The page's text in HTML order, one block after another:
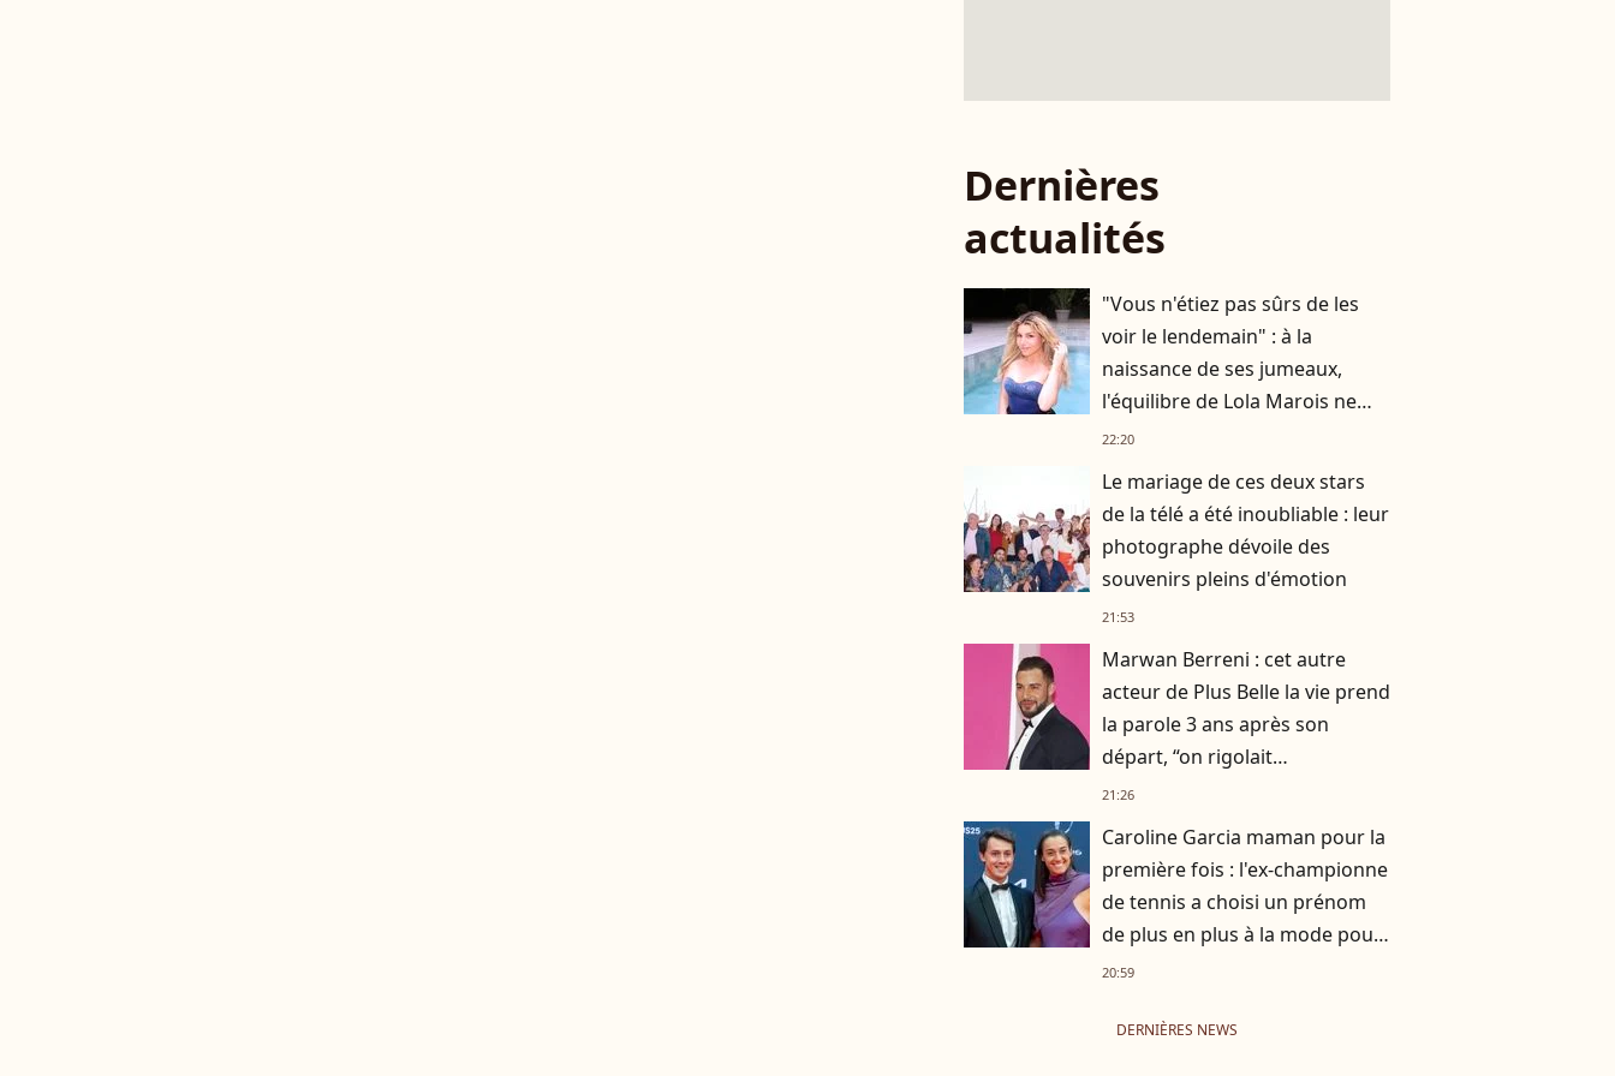
Dernières
actualités
"Vous n'étiez pas sûrs de les
voir le lendemain" : à la
naissance de ses jumeaux,
l'équilibre de Lola Marois ne
tenait qu'à un fil
22:20
Le mariage de ces deux stars
de la télé a été inoubliable : leur
photographe dévoile des
souvenirs pleins d'émotion
21:53
Marwan Berreni : cet autre
acteur de Plus Belle la vie prend
la parole 3 ans après son
départ, “on rigolait
énormément, on se prenait la
21:26
Caroline Garcia maman pour la
première fois : l'ex-championne
de tennis a choisi un prénom
de plus en plus à la mode pour
son fils
20:59
DERNIÈRES NEWS